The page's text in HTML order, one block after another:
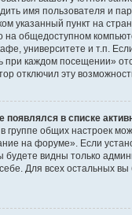
имя пользователя и
указанный пункт на
на общедоступном
университете и т.п.
при каждом посещении»
отключил эту
появлялся в списке
группе общих настроек
на форуме». Если
будете видны только
Для всех остальных